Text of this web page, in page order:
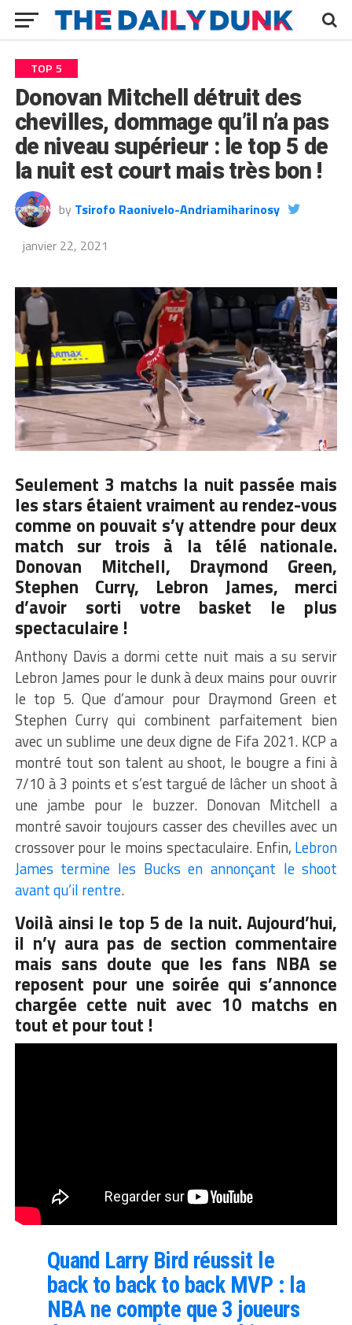
TOP 5
Donovan Mitchell détruit des
chevilles, dommage qu’il n’a pas
de niveau supérieur : le top 5 de
la nuit est court mais très bon !
by Tsirofo Raonivelo-Andriamiharinosy
janvier 22, 2021
Seulement 3 matchs la nuit passée mais
les stars étaient vraiment au rendez-vous
comme on pouvait s’y attendre pour deux
match sur trois à la télé nationale.
Donovan Mitchell, Draymond Green,
Stephen Curry, Lebron James, merci
d’avoir sorti votre basket le plus
spectaculaire !
Anthony Davis a dormi cette nuit mais a su servir
Lebron James pour le dunk à deux mains pour ouvrir
le top 5. Que d’amour pour Draymond Green et
Stephen Curry qui combinent parfaitement bien
avec un sublime une deux digne de Fifa 2021. KCP a
montré tout son talent au shoot, le bougre a fini à
7/10 à 3 points et s’est targué de lâcher un shoot à
une jambe pour le buzzer. Donovan Mitchell a
montré savoir toujours casser des chevilles avec un
crossover pour le moins spectaculaire. Enfin, Lebron
James termine les Bucks en annonçant le shoot
avant qu’il rentre.
Voilà ainsi le top 5 de la nuit. Aujourd’hui,
il n’y aura pas de section commentaire
mais sans doute que les fans NBA se
reposent pour une soirée qui s’annonce
chargée cette nuit avec 10 matchs en
tout et pour tout !
Quand Larry Bird réussit le
back to back to back MVP : la
NBA ne compte que 3 joueurs